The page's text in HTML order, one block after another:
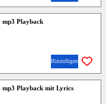
mp3 Playback
Hinzufügen
mp3 Playback mit Lyrics